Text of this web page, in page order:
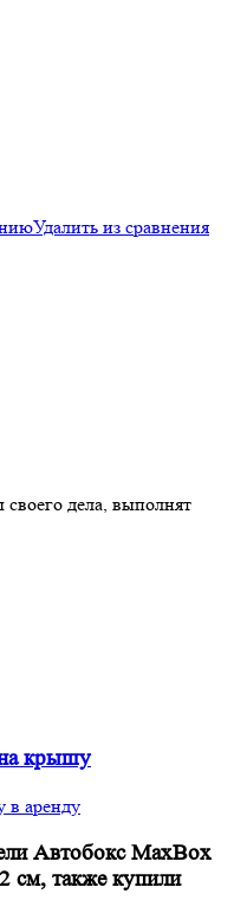
Удалить из сравнения
дела, выполнят
крышу
в аренду
Автобокс MaxBox
см, также купили